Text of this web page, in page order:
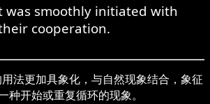
was smoothly initiated with
cooperation.
法更加具象化，与自然现象结合，象征
种开始或重复循环的现象。